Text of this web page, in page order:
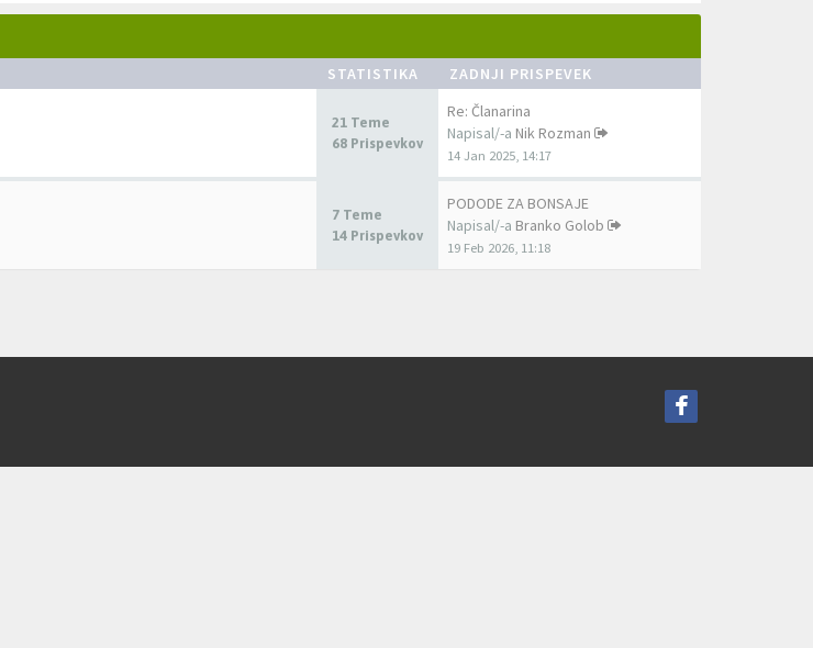
STATISTIKA ZADNJI PRISPEVEK
21 Teme
68 Prispevkov
Re: Članarina
Napisal/-a Nik Rozman
14 Jan 2025, 14:17
7 Teme
14 Prispevkov
PODODE ZA BONSAJE
Napisal/-a Branko Golob
19 Feb 2026, 11:18